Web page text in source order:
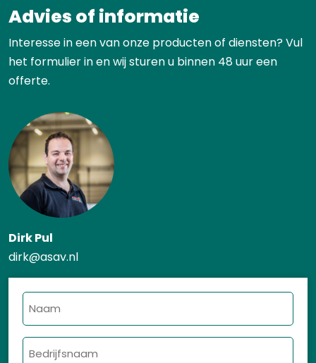
Advies of informatie
Interesse in een van onze producten of diensten? Vul
het formulier in en wij sturen u binnen 48 uur een
offerte.
Dirk Pul
dirk@asav.nl
Naam
Bedrijfsnaam